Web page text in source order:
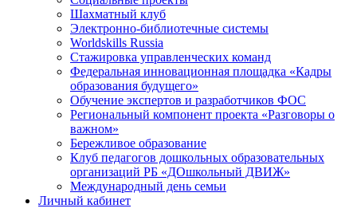
Шахматный клуб
Электронно-библиотечные системы
Worldskills Russia
Стажировка управленческих команд
Федеральная инновационная площадка «Кадры
образования будущего»
Обучение экспертов и разработчиков ФОС
Региональный компонент проекта «Разговоры о
важном»
Бережливое образование
Клуб педагогов дошкольных образовательных
организаций РБ «ДОшкольный ДВИЖ»
Международный день семьи
Личный кабинет